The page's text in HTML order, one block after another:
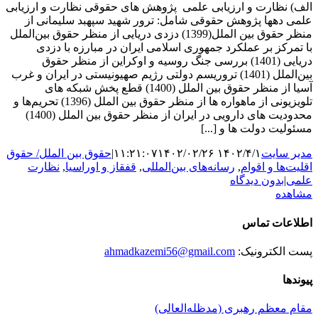
الف) نظارت و ارزیابی علمی پژوهش های حقوقی نظارت و ارزیابی
علمی دهها پژوهش حقوقی شامل: ترور شهید سپهبد سلیمانی از
منظر حقوق بین الملل(1399) دزدی دریایی از منظر حقوق بین‌الملل
با تمرکز بر عملکرد جمهوری اسلامی ایران در مبارزه با دزدی
دریایی (1401) بررسی جنگ روسیه و اوکراین از منظر حقوق
بین‌الملل (1401) تروریسم دولتی رژیم صهیونیستی در ایران و غرب
آسیا از منظر حقوق بین الملل (1400) قطع پخش شبکه های
تلویزیونی از ماهواره ها از منظر حقوق بین الملل (1396) تحریم‌ها و
محدودیت های دارویی در ایران از منظر حقوق بین الملل (1400)
مسئولیت دولت ها و [...]
مدیر سایت ۱۴۰۲/۴/۱ ۱۱:۲۱:۰۷ ۱۴۰۲/۰۲/۲۶ |حقوق بین الملل/ حقوق
اقلیت‌ها و اقوام, رسانه‌های بین‌المللی, قفقاز و اوراسیا, نظارت
علمی|بدون دیدگاه
مشاهده
اطلاعات تماس
پست الکترونیک: ahmadkazemi56@gmail.com
پیوندها
مقام معظم رهبری (مد‌ظله‌العالی)